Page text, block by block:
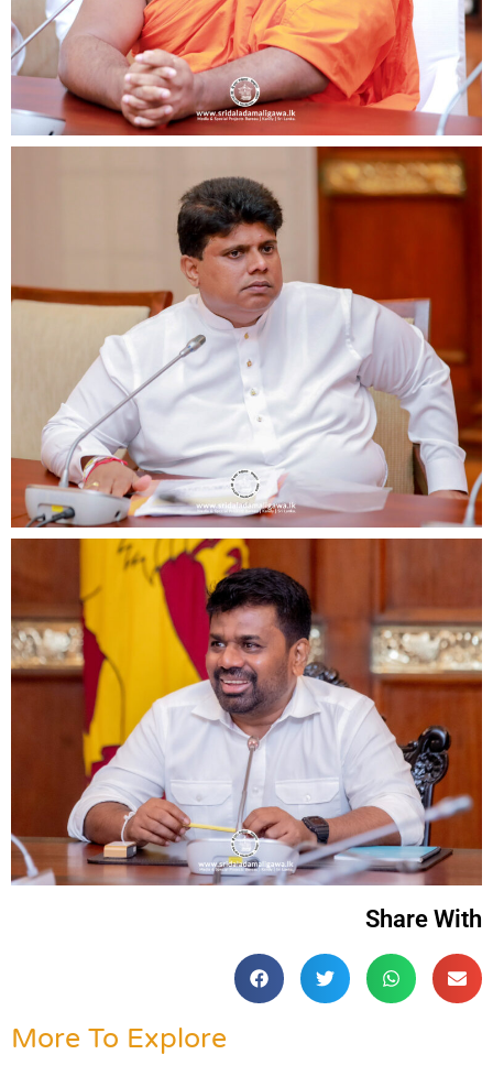
Share With
More To Explore